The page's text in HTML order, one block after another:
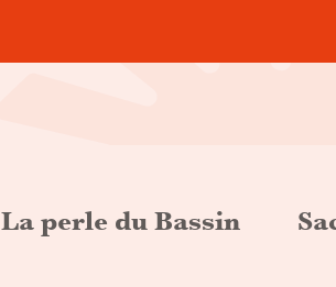
La perle du Bassin